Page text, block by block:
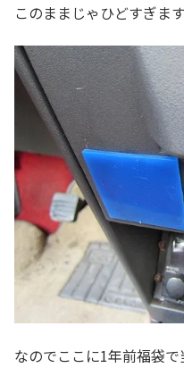
このままじゃひどすぎま
なのでここに1年前福袋